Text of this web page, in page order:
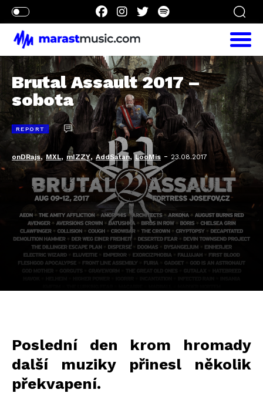
Brutal Assault 2017 –
sobota
REPORT
onDRajs, MXL, mIZZY, AddSatan,LooMis - 23.08.2017
Poslední den krom hromady
další muziky přinesl několik
překvapení.